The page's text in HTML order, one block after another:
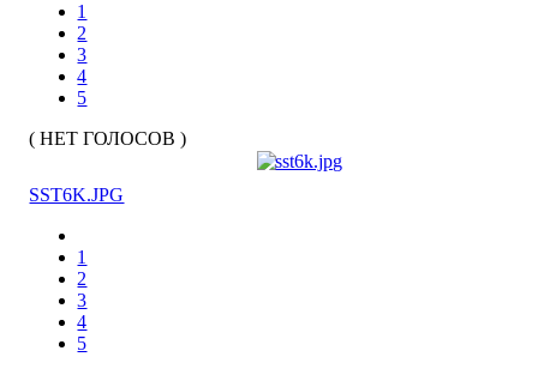
1
2
3
4
5
( НЕТ ГОЛОСОВ )
SST6K.JPG
1
2
3
4
5